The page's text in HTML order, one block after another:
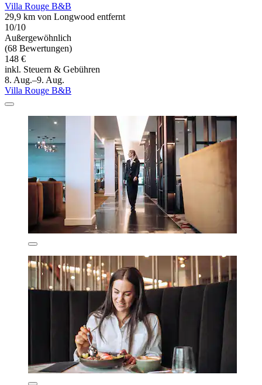
Villa Rouge B&B
29,9 km von Longwood entfernt
10/10
Außergewöhnlich
(68 Bewertungen)
148 €
inkl. Steuern & Gebühren
8. Aug.–9. Aug.
Villa Rouge B&B